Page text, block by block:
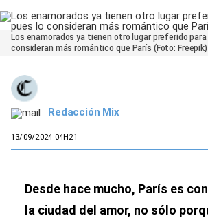
Los enamorados ya tienen otro lugar preferido
consideran más romántico que París (Foto: Freepik)
Redacción Mix
13/09/2024 04H21
Desde hace mucho, París es
la ciudad del amor, no sólo